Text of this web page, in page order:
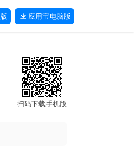
应用宝电脑版
扫码下载手机版